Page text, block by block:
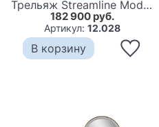
Трельяж Streamline Moderne Green
182 900 руб.
Артикул: 12.028
В корзину